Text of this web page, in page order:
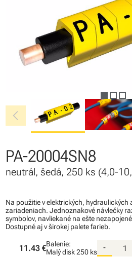
chevron_left
PA-20004SN8
neutrál, šedá, 250 ks (4,0-
Na použitie v elektrických, hydraulických
zariadeniach. Jednoznakové návlečky
symbolov, navliekané na ešte
Dostupné aj v širokej palete farieb.
11.43 €Balenie:
Malý disk250 ks
-